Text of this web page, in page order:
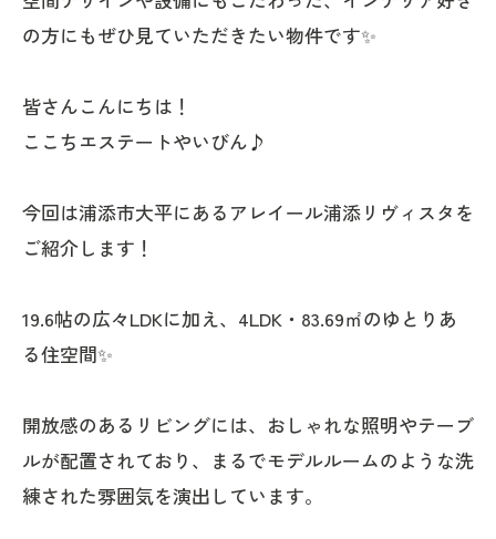
の方にもぜひ見ていただきたい物件です✨
皆さんこんにちは！
ここちエステートやいびん♪
今回は浦添市大平にあるアレイール浦添リヴィスタを
ご紹介します！
19.6帖の広々LDKに加え、4LDK・83.69㎡のゆとりあ
る住空間✨
開放感のあるリビングには、おしゃれな照明やテーブ
ルが配置されており、まるでモデルルームのような洗
練された雰囲気を演出しています。